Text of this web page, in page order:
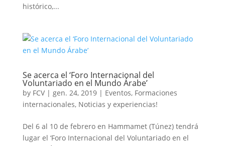
histórico,...
Se acerca el ‘Foro Internacional del
Voluntariado en el Mundo Árabe’
by FCV| gen. 24, 2019| Eventos, Formaciones
internacionales, Noticias y experiencias!
Del 6 al 10 de febrero en Hammamet (Túnez) tendrá
lugar el ‘Foro Internacional del Voluntariado en el